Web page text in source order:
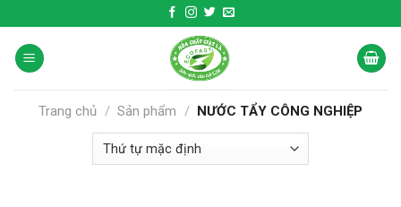
to
content
Trang chủ / Sản phẩm / NƯỚC TẨY CÔNG NGHIỆP